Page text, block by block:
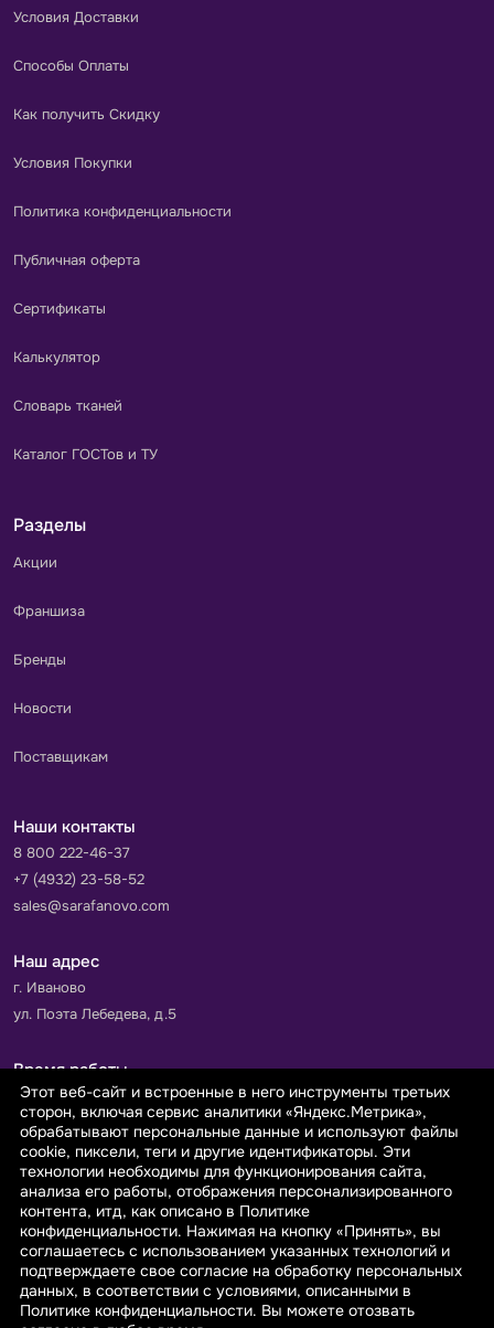
Условия Доставки
Способы Оплаты
Как получить Скидку
Условия Покупки
Политика конфиденциальности
Публичная оферта
Сертификаты
Калькулятор
Словарь тканей
Каталог ГОСТов и ТУ
Разделы
Акции
Франшиза
Бренды
Новости
Поставщикам
Наши контакты
8 800 222-46-37
+7 (4932) 23-58-52
sales@sarafanovo.com
Наш адрес
г. Иваново
ул. Поэта Лебедева, д.5
Время работы
Пн-Пт с 9.00 до 18.00
Сб-Вс: выходной
Принимаем к оплате
© 2026 sarafanovo.com - Интернет-магазин "САРАФАНОВО"
специализируется на производстве, продаже тканей оптом и в
Этот веб-сайт и встроенные в него инструменты третьих
сторон, включая сервис аналитики «Яндекс.Метрика»,
обрабатывают персональные данные и используют файлы
cookie, пиксели, теги и другие идентификаторы. Эти
технологии необходимы для функционирования сайта,
анализа его работы, отображения персонализированного
контента, итд, как описано в Политике
конфиденциальности. Нажимая на кнопку «Принять», вы
соглашаетесь с использованием указанных технологий и
подтверждаете свое согласие на обработку персональных
данных, в соответствии с условиями, описанными в
Политике конфиденциальности. Вы можете отозвать